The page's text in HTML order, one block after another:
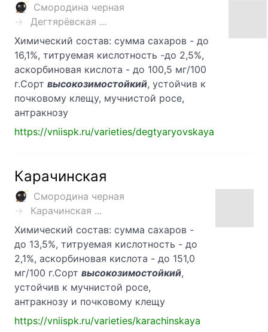
Смородина черная
Дегтярёвская ...
Химический состав: сумма сахаров - до
16,1%, титруемая кислотность -до 2,5%,
аскорбиновая кислота - до 100,5 мг/100
г.Сорт высокозимостойкий, устойчив к
почковому клещу, мучнистой росе,
антракнозу
https://vniispk.ru/varieties/degtyaryovskaya
Карачинская
Смородина черная
Карачинская ...
Химический состав: сумма сахаров -
до 13,5%, титруемая кислотность - до
2,1%, аскорбиновая кислота - до 151,0
мг/100 г.Сорт высокозимостойкий,
устойчив к мучнистой росе,
антракнозу и почковому клещу
https://vniispk.ru/varieties/karachinskaya